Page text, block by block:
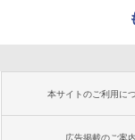
本サイトのご利用に
広告掲載のご案内